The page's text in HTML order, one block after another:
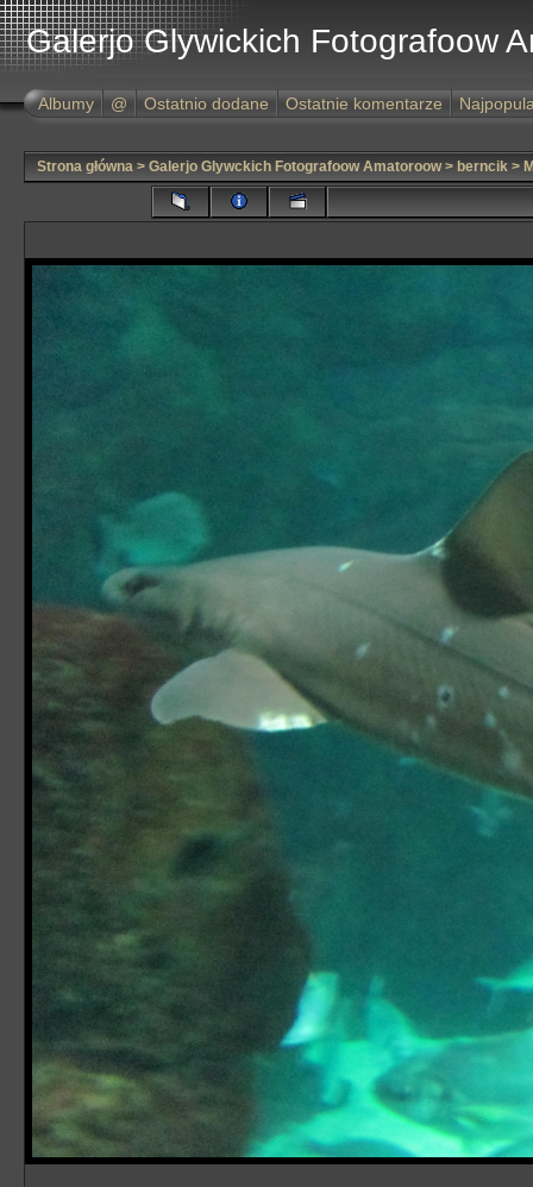
Galerjo Glywickich Fotografoow
Albumy @ Ostatnio dodane Ostatnie komentarze
Strona główna > Galerjo Glywckich Fotografoow Amatoroow> berncik >